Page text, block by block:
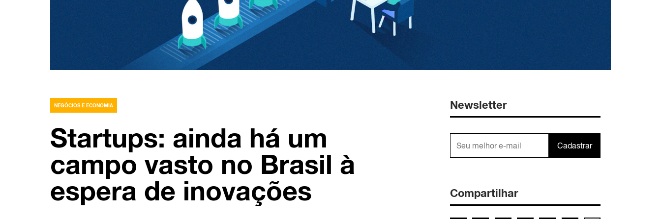
NEGÓCIOS E ECONOMIA
Startups: ainda há um
campo vasto no Brasil à
espera de inovações
Newsletter
Cadastrar
Compartilhar